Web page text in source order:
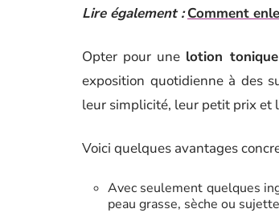
Lire également : Comment
Opter pour une lotion
exposition quotidienne à des
leur simplicité, leur petit prix et
Voici quelques avantages
Avec seulement quelques
peau grasse, sèche ou